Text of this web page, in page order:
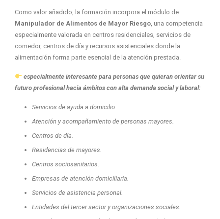
Como valor añadido, la formación incorpora el módulo de
Manipulador de Alimentos de Mayor Riesgo, una competencia
especialmente valorada en centros residenciales, servicios de
comedor, centros de día y recursos asistenciales donde la
alimentación forma parte esencial de la atención prestada.
especialmente interesante para personas que quieran orientar su
futuro profesional hacia ámbitos con alta demanda social y laboral:
Servicios de ayuda a domicilio.
Atención y acompañamiento de personas mayores.
Centros de día.
Residencias de mayores.
Centros sociosanitarios.
Empresas de atención domiciliaria.
Servicios de asistencia personal.
Entidades del tercer sector y organizaciones sociales.